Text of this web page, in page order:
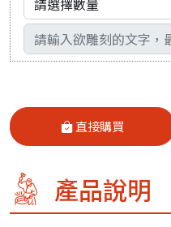
輸入文字
直接購買
產品說明